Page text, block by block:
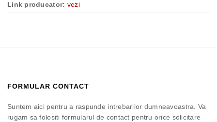
Link producator: vezi
FORMULAR CONTACT
Suntem aici pentru a raspunde intrebarilor dumneavoastra. Va
rugam sa folositi formularul de contact pentru orice solicitare